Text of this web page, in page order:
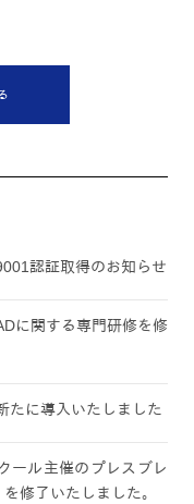
認証取得のお知らせ
に関する専門研修を修
たに導入いたしました
ール主催のプレスブレ
修了いたしました。